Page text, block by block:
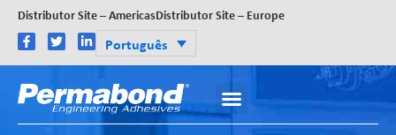
Distributor Site – AmericasDistributor Site – Europe
Português